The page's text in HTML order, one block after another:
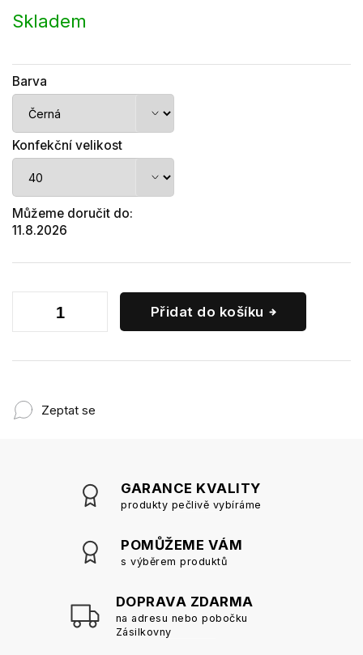
cena:
Skladem
Barva
Konfekční velikost
Můžeme doručit do:
11.8.2026
Přidat do košíku
Zeptat se
GARANCE KVALITY
produkty pečlivě vybíráme
POMŮŽEME VÁM
s výběrem produktů
DOPRAVA ZDARMA
na adresu nebo pobočku
Zásilkovny